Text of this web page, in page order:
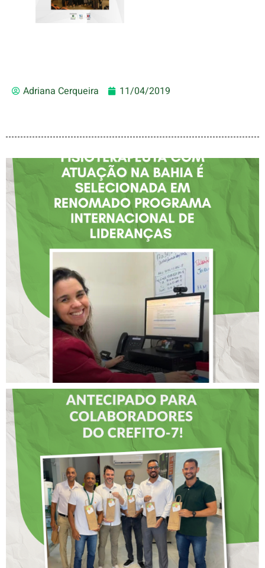
Adriana Cerqueira 11/04/2019
FISIOTERAPEUTA COM
ATUAÇÃO NA BAHIA É
SELECIONADA EM
RENOMADO PROGRAMA
INTERNACIONAL DE
LIDERANÇAS
DIA DOS PAIS É
ANTECIPADO PARA
COLABORADORES DO
CREFITO-7